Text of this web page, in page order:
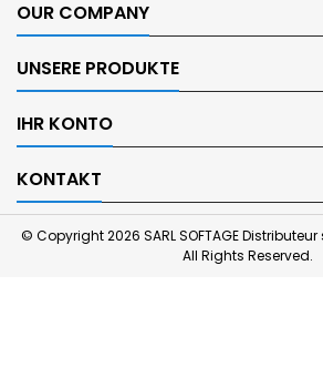
OUR COMPANY
UNSERE PRODUKTE
IHR KONTO
KONTAKT
© Copyright 2026 SARL SOFTAGE
All Rights Reserved.